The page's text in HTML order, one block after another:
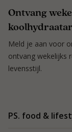
Ontvang
Meld je aan voor
ontvang wekelijks
levensstijl.
PS. food &